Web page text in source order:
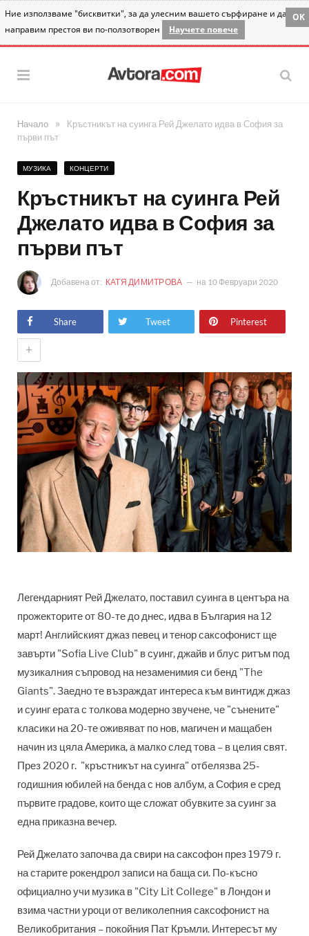
Ние използваме "бисквитки", за да улесним вашето сърфиране и да
направим престоя ви по-ползотворен
Научете повече
OK
Начало »
Кръстникът на суинга Рей Джелато идва в София за
първи път
МУЗИКА КОНЦЕРТИ
Кръстникът на суинга Рей
Джелато идва в София за
първи път
Добавена от: КАТЯ ДИМИТРОВА на 10 Февруари 2020
Share Tweet Pinterest
+
Легендарният Рей Джелато, поставил суинга в центъра на
прожекторите от 80-те до днес, идва в България на 12
март! Английският джаз певец и тенор саксофонист ще
завърти "Sofia Live Club" в суинг, джайв и блус ритъм под
музикалния съпровод на незаменимия си бенд "The
Giants". Заедно те възраждат интереса към винтидж джаз
и суинг ерата с толкова модерно звучене, че "сънените"
класики на 20-те оживяват по нов, магичен и мащабен
начин из цяла Америка, а малко след това – в целия свят.
През 2020 г. "кръстникът на суинга" отбелязва 25-
годишния юбилей на бенда с нов албум, а София е сред
първите градове, които ще сложат обувките за суинг за
една приказна вечер.
Рей Джелато започва да свири на саксофон през 1979 г.
на старите рокендрол записи на баща си. По-късно
официално учи музика в "City Lit College" в Лондон и
взима частни уроци от великолепния саксофонист на
Великобритания – покойния Пат Кръмли. Интересът му